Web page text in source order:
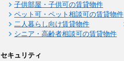
子供部屋・子供可の賃貸物件
ペット可・ペット相談可の賃貸物件
二人暮らし向け賃貸物件
シニア・高齢者相談可の賃貸物件
セキュリティ